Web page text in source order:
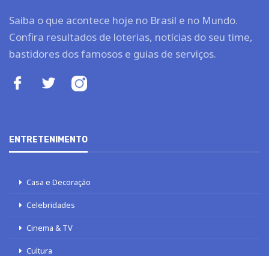
Saiba o que acontece hoje no Brasil e no Mundo.
Confira resultados de loterias, notícias do seu time,
bastidores dos famosos e guias de serviços.
ENTRETENIMENTO
Casa e Decoração
Celebridades
Cinema & TV
Cultura